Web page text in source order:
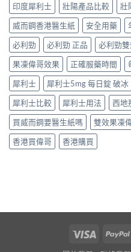
印度犀利士
壯陽產品比較 壯
威而鋼香港醫生紙
安全用藥
必利勁
必利勁 正品 必利勁
果凍偉哥效果
正確服藥時間
犀利士
犀利士5mg 每日錠 破冰
犀利士比較
犀利士用法
西地
買威而鋼要醫生紙嗎
雙效果凍
香港買偉哥
香港購買
Visa